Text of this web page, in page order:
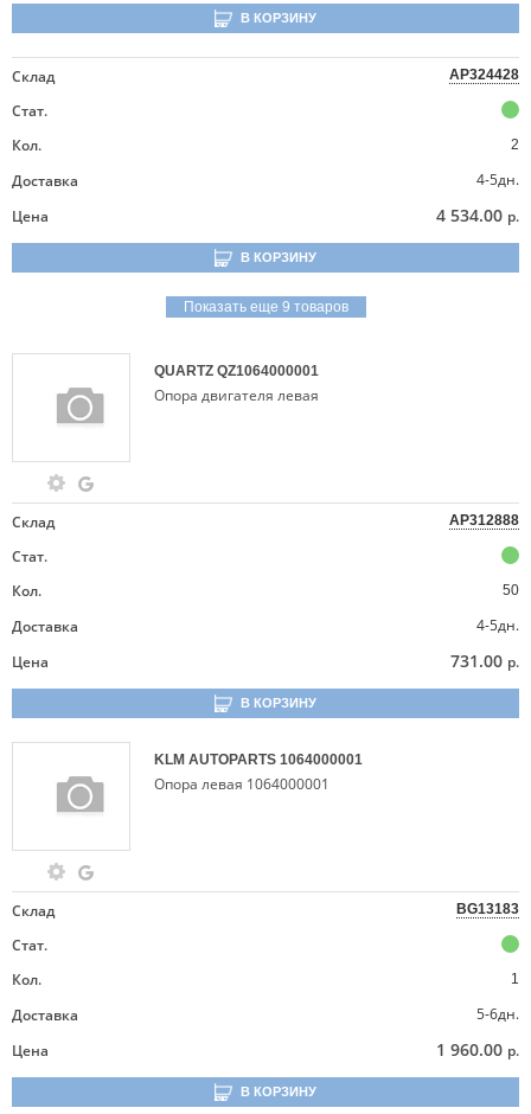
В КОРЗИНУ
Склад AP324428
Стат.
Кол.
2
Доставка
4-5дн.
Цена
4 534.00 р.
В КОРЗИНУ
Показать еще 9 товаров
QUARTZ QZ1064000001
Опора двигателя левая
Склад AP312888
Стат.
Кол.
50
Доставка
4-5дн.
Цена
731.00 р.
В КОРЗИНУ
KLM AUTOPARTS 1064000001
Опора левая 1064000001
Склад BG13183
Стат.
Кол.
1
Доставка
5-6дн.
Цена
1 960.00 р.
В КОРЗИНУ